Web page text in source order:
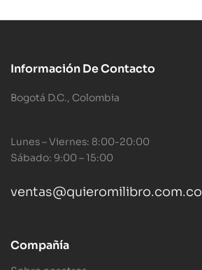
Información De Contacto
Bogotá D.C., Colombia
Lunes – Viernes: 8:00-20:00
Sábado: 9:00 – 15:00
ventas@quieromilibro.com.co
Compañía